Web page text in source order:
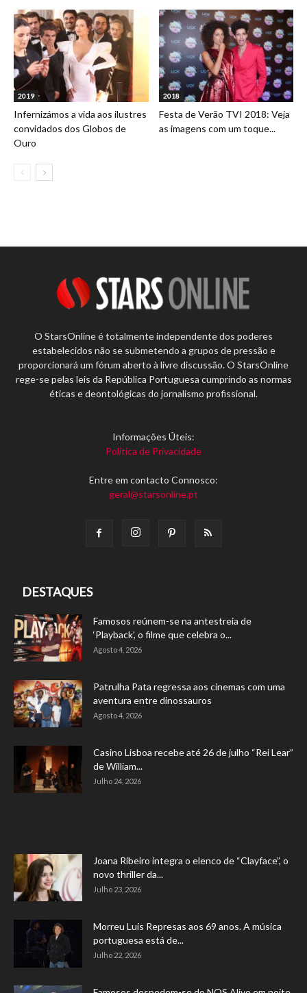
2019
Infernizámos a vida aos ilustres
convidados dos Globos de
Ouro
2018
Festa de Verão TVI 2018: Veja
as imagens com um toque...
O StarsOnline é totalmente independente dos poderes
estabelecidos não se submetendo a grupos de pressão e
proporcionará um fórum aberto à livre discussão. O StarsOnline
rege-se pelas leis da República Portuguesa cumprindo as normas
éticas e deontológicas do jornalismo profissional.
Informações Úteis:
Política de Privacidade
Entre em contacto Connosco:
geral@starsonline.pt
DESTAQUES
Famosos reúnem-se na antestreia de
‘Playback’, o filme que celebra o...
Agosto 4, 2026
Patrulha Pata regressa aos cinemas com uma
aventura entre dinossauros
Agosto 4, 2026
Casino Lisboa recebe até 26 de julho “Rei Lear”
de William...
Julho 24, 2026
Joana Ribeiro integra o elenco de “Clayface”, o
novo thriller da...
Julho 23, 2026
Morreu Luís Represas aos 69 anos. A música
portuguesa está de...
Julho 22, 2026